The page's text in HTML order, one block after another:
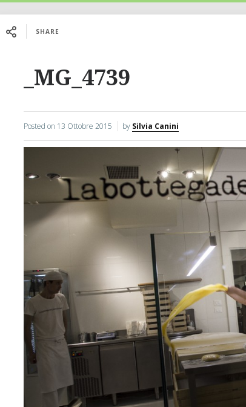
SHARE
_MG_4739
Posted on 13 Ottobre 2015 by Silvia Canini